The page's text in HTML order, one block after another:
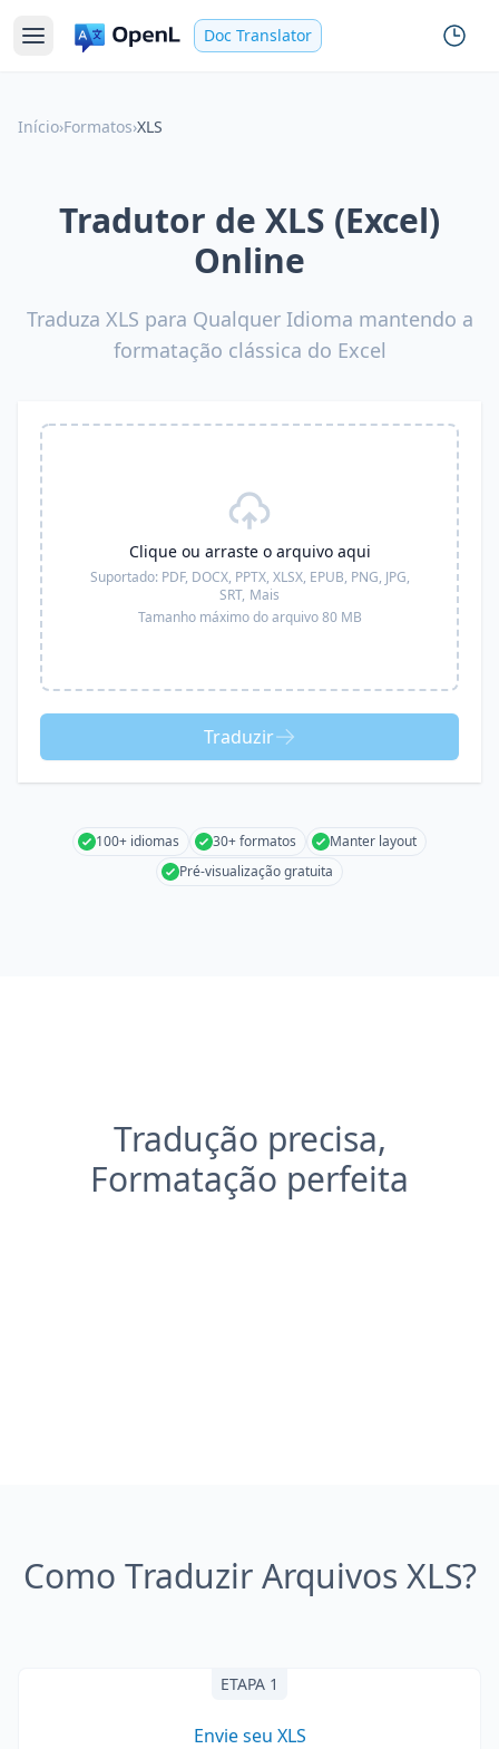
Doc Translator
Início›Formatos›XLS
Tradutor de XLS (Excel)
Online
Traduza XLS para Qualquer Idioma mantendo a
formatação clássica do Excel
Clique ou arraste o arquivo aqui
Suportado: PDF, DOCX, PPTX, XLSX, EPUB, PNG, JPG,
SRT, Mais
Tamanho máximo do arquivo 80 MB
Traduzir
100+ idiomas 30+ formatos
Manter layout
Pré-visualização gratuita
Tradução precisa,
Formatação perfeita
Como Traduzir Arquivos XLS?
ETAPA 1
Envie seu XLS